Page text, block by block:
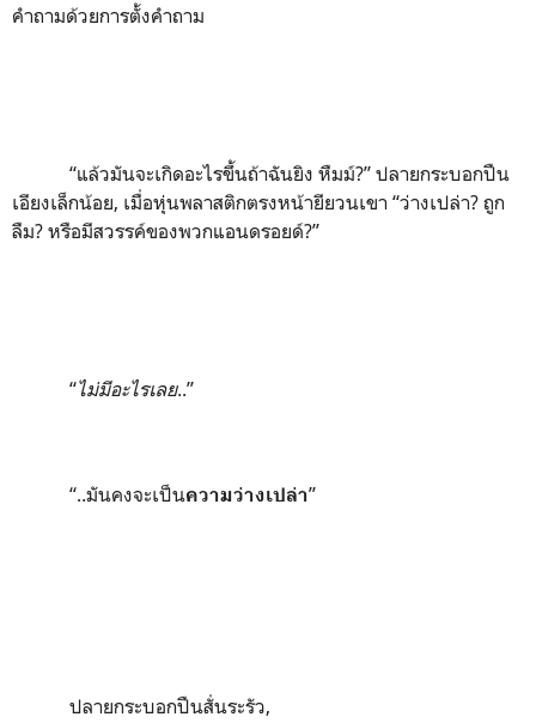
คำถามด้วยการตั้งคำถาม
“แล้วมันจะเกิดอะไรขึ้นถ้าฉันยิง หืมม์?” ปลายกระบอกปืน
เอียงเล็กน้อย, เมื่อหุ่นพลาสติกตรงหน้ายียวนเขา “ว่างเปล่า? ถูก
ลืม? หรือมีสวรรค์ของพวกแอนดรอยด์?”
“ไม่มีอะไรเลย..”
“..มันคงจะเป็นความว่างเปล่า”
ปลายกระบอกปืนสั่นระรัว,